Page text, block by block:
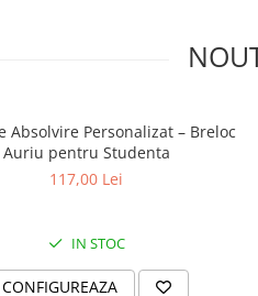
Absolvire Personalizat – Breloc
Auriu pentru Studenta
117,00 Lei
IN STOC
CONFIGUREAZA